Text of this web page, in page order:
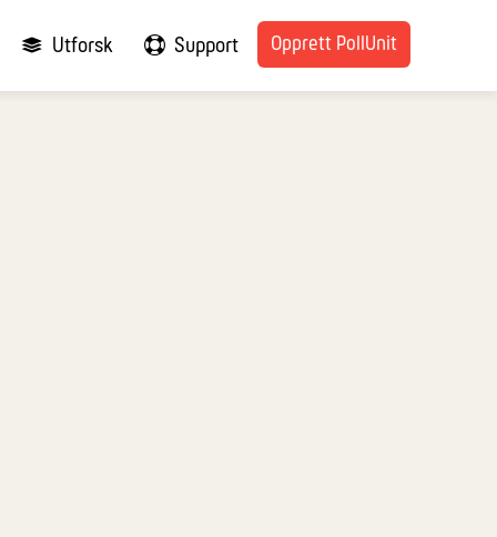
Utforsk Support Opprett PollUnit